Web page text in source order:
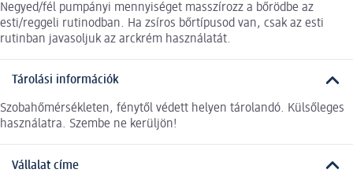
Negyed/fél pumpányi mennyiséget masszírozz a bőrödbe az
esti/reggeli rutinodban. Ha zsíros bőrtípusod van, csak az esti
rutinban javasoljuk az arckrém használatát.
Tárolási információk
Szobahőmérsékleten, fénytől védett helyen tárolandó. Külsőleges
használatra. Szembe ne kerüljön!
Vállalat címe